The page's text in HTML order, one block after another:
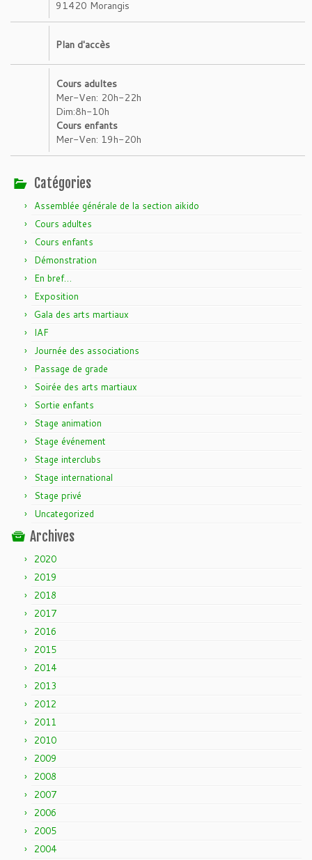
91420 Morangis
Plan d'accès
Cours adultes
Mer-Ven: 20h-22h
Dim:8h-10h
Cours enfants
Mer-Ven: 19h-20h
Catégories
Assemblée générale de la section aikido
Cours adultes
Cours enfants
Démonstration
En bref…
Exposition
Gala des arts martiaux
IAF
Journée des associations
Passage de grade
Soirée des arts martiaux
Sortie enfants
Stage animation
Stage événement
Stage interclubs
Stage international
Stage privé
Uncategorized
Archives
2020
2019
2018
2017
2016
2015
2014
2013
2012
2011
2010
2009
2008
2007
2006
2005
2004